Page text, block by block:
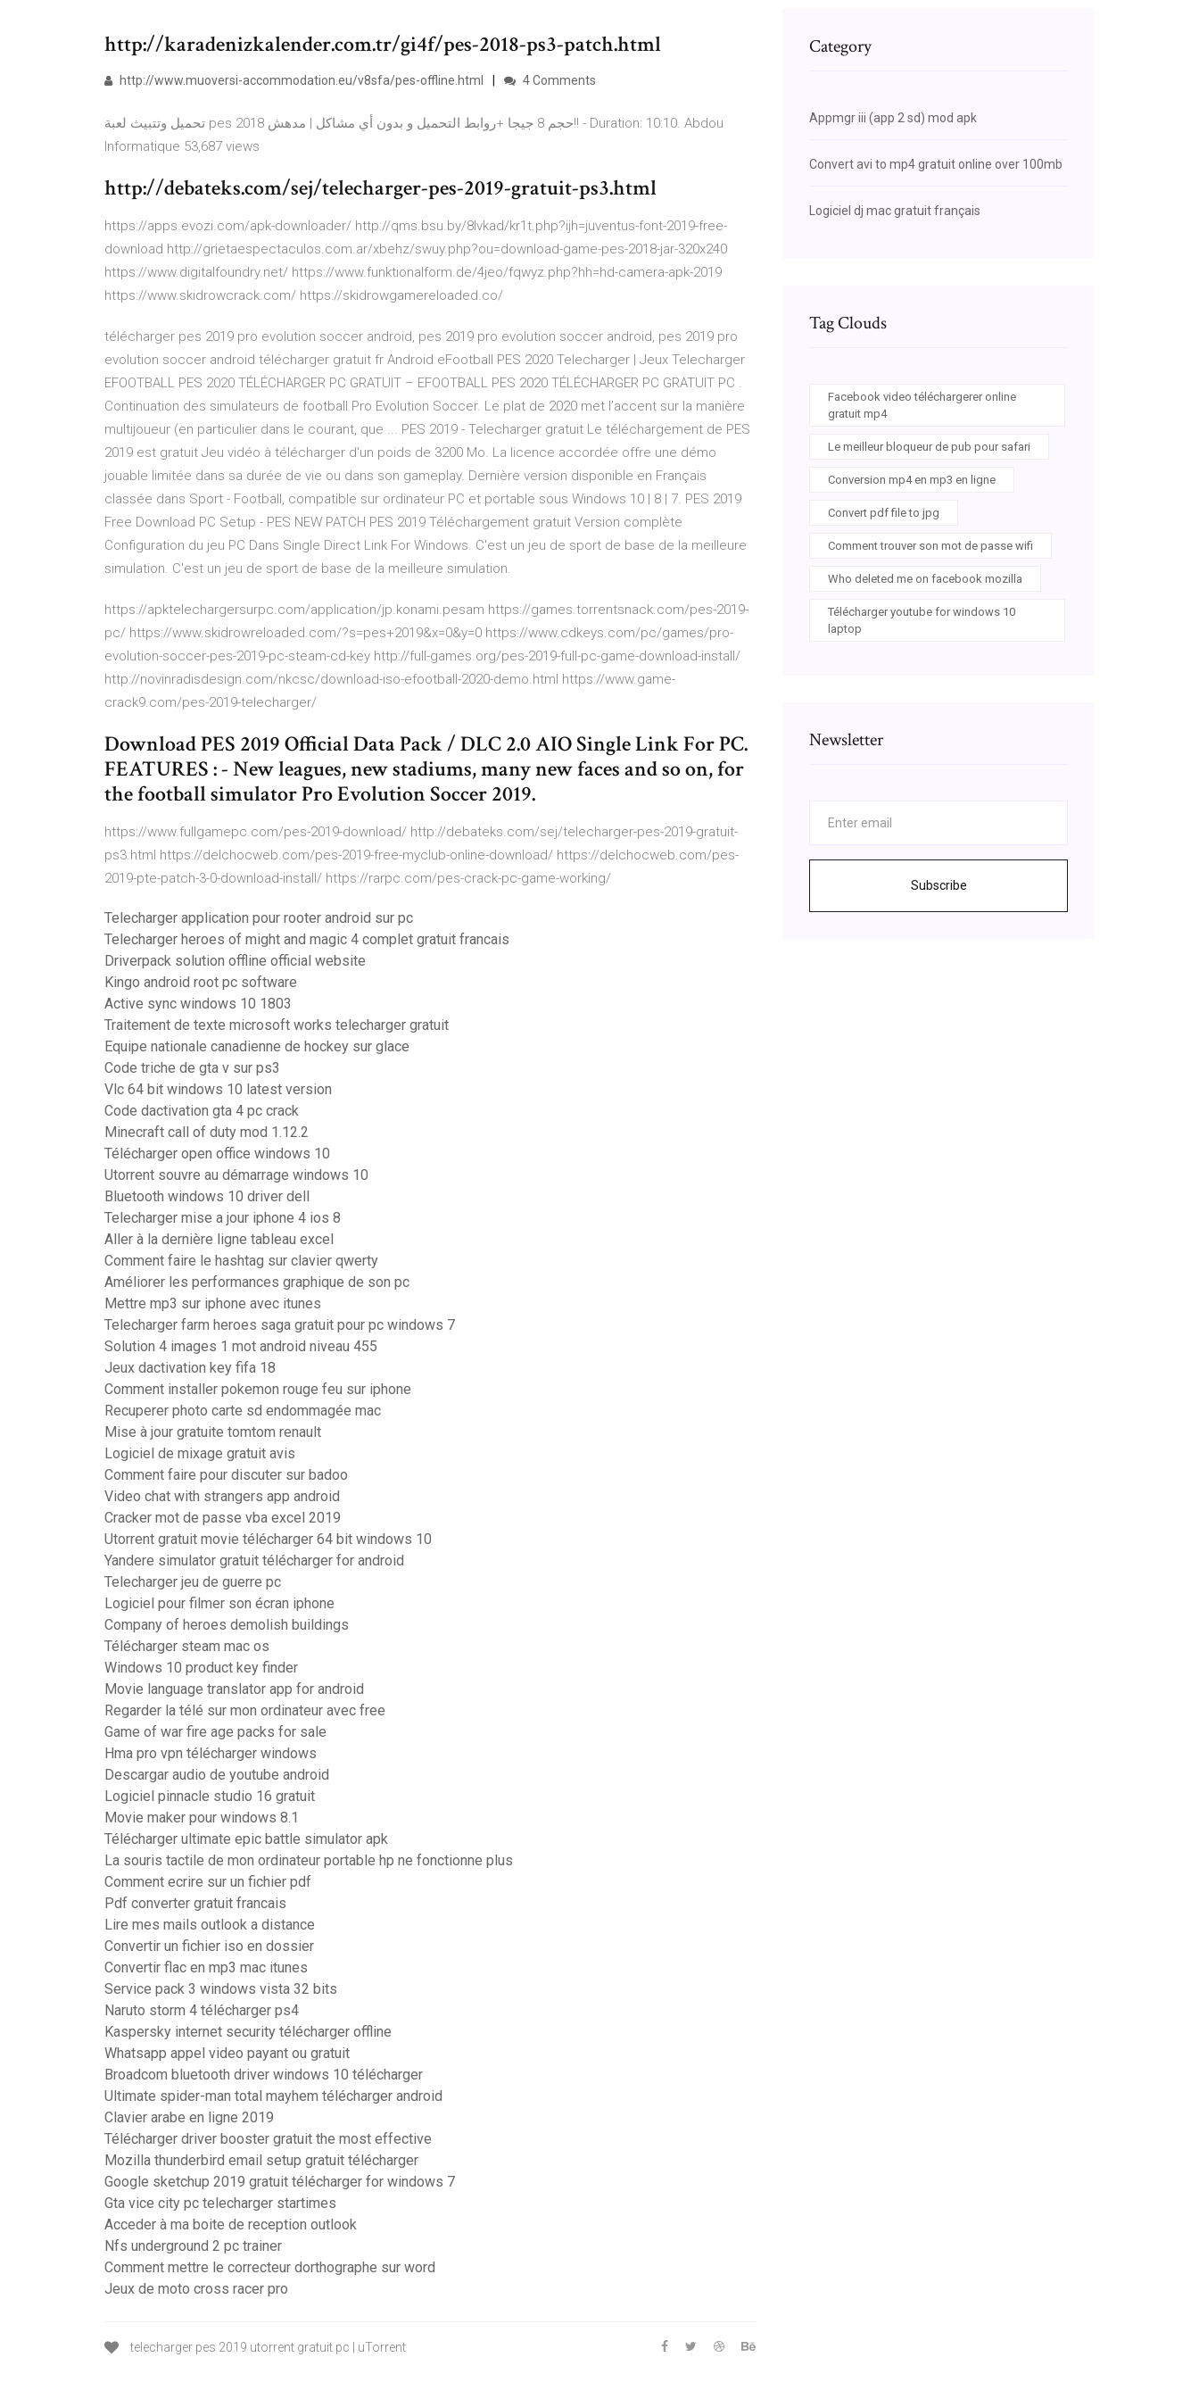
http://karadenizkalender.com.tr/gi4f/pes-2018-ps3-patch.html
http://www.muoversi-accommodation.eu/v8sfa/pes-offline.html 4 Comments
تحميل وتتبيث لعبة pes 2018 حجم 8 جيجا +روابط التحميل و بدون أي مشاكل | مدهش!! - Duration: 10:10. Abdou
Informatique 53,687 views
http://debateks.com/sej/telecharger-pes-2019-gratuit-ps3.html
https://apps.evozi.com/apk-downloader/ http://qms.bsu.by/8lvkad/kr1t.php?ijh=juventus-font-2019-free-
download http://grietaespectaculos.com.ar/xbehz/swuy.php?ou=download-game-pes-2018-jar-320x240
https://www.digitalfoundry.net/ https://www.funktionalform.de/4jeo/fqwyz.php?hh=hd-camera-apk-2019
https://www.skidrowcrack.com/ https://skidrowgamereloaded.co/
télécharger pes 2019 pro evolution soccer android, pes 2019 pro evolution soccer android, pes 2019 pro
evolution soccer android télécharger gratuit fr Android eFootball PES 2020 Telecharger | Jeux Telecharger
EFOOTBALL PES 2020 TÉLÉCHARGER PC GRATUIT – EFOOTBALL PES 2020 TÉLÉCHARGER PC GRATUIT PC .
Continuation des simulateurs de football Pro Evolution Soccer. Le plat de 2020 met l’accent sur la manière
multijoueur (en particulier dans le courant, que ... PES 2019 - Telecharger gratuit Le téléchargement de PES
2019 est gratuit Jeu vidéo à télécharger d'un poids de 3200 Mo. La licence accordée offre une démo
jouable limitée dans sa durée de vie ou dans son gameplay. Dernière version disponible en Français
classée dans Sport - Football, compatible sur ordinateur PC et portable sous Windows 10 | 8 | 7. PES 2019
Free Download PC Setup - PES NEW PATCH PES 2019 Téléchargement gratuit Version complète
Configuration du jeu PC Dans Single Direct Link For Windows. C'est un jeu de sport de base de la meilleure
simulation. C'est un jeu de sport de base de la meilleure simulation.
https://apktelechargersurpc.com/application/jp.konami.pesam https://games.torrentsnack.com/pes-2019-
pc/ https://www.skidrowreloaded.com/?s=pes+2019&x=0&y=0 https://www.cdkeys.com/pc/games/pro-
evolution-soccer-pes-2019-pc-steam-cd-key http://full-games.org/pes-2019-full-pc-game-download-install/
http://novinradisdesign.com/nkcsc/download-iso-efootball-2020-demo.html https://www.game-
crack9.com/pes-2019-telecharger/
Download PES 2019 Official Data Pack / DLC 2.0 AIO Single Link For PC.
FEATURES : - New leagues, new stadiums, many new faces and so on, for
the football simulator Pro Evolution Soccer 2019.
https://www.fullgamepc.com/pes-2019-download/ http://debateks.com/sej/telecharger-pes-2019-gratuit-
ps3.html https://delchocweb.com/pes-2019-free-myclub-online-download/ https://delchocweb.com/pes-
2019-pte-patch-3-0-download-install/ https://rarpc.com/pes-crack-pc-game-working/
Telecharger application pour rooter android sur pc
Telecharger heroes of might and magic 4 complet gratuit francais
Driverpack solution offline official website
Kingo android root pc software
Active sync windows 10 1803
Traitement de texte microsoft works telecharger gratuit
Equipe nationale canadienne de hockey sur glace
Code triche de gta v sur ps3
Vlc 64 bit windows 10 latest version
Code dactivation gta 4 pc crack
Minecraft call of duty mod 1.12.2
Télécharger open office windows 10
Utorrent souvre au démarrage windows 10
Bluetooth windows 10 driver dell
Telecharger mise a jour iphone 4 ios 8
Aller à la dernière ligne tableau excel
Comment faire le hashtag sur clavier qwerty
Améliorer les performances graphique de son pc
Mettre mp3 sur iphone avec itunes
Telecharger farm heroes saga gratuit pour pc windows 7
Solution 4 images 1 mot android niveau 455
Jeux dactivation key fifa 18
Comment installer pokemon rouge feu sur iphone
Recuperer photo carte sd endommagée mac
Mise à jour gratuite tomtom renault
Logiciel de mixage gratuit avis
Comment faire pour discuter sur badoo
Video chat with strangers app android
Cracker mot de passe vba excel 2019
Utorrent gratuit movie télécharger 64 bit windows 10
Yandere simulator gratuit télécharger for android
Telecharger jeu de guerre pc
Logiciel pour filmer son écran iphone
Company of heroes demolish buildings
Télécharger steam mac os
Windows 10 product key finder
Movie language translator app for android
Regarder la télé sur mon ordinateur avec free
Game of war fire age packs for sale
Hma pro vpn télécharger windows
Descargar audio de youtube android
Logiciel pinnacle studio 16 gratuit
Movie maker pour windows 8.1
Télécharger ultimate epic battle simulator apk
La souris tactile de mon ordinateur portable hp ne fonctionne plus
Comment ecrire sur un fichier pdf
Pdf converter gratuit francais
Lire mes mails outlook a distance
Convertir un fichier iso en dossier
Convertir flac en mp3 mac itunes
Service pack 3 windows vista 32 bits
Naruto storm 4 télécharger ps4
Kaspersky internet security télécharger offline
Whatsapp appel video payant ou gratuit
Broadcom bluetooth driver windows 10 télécharger
Ultimate spider-man total mayhem télécharger android
Clavier arabe en ligne 2019
Télécharger driver booster gratuit the most effective
Mozilla thunderbird email setup gratuit télécharger
Google sketchup 2019 gratuit télécharger for windows 7
Gta vice city pc telecharger startimes
Acceder à ma boite de reception outlook
Nfs underground 2 pc trainer
Comment mettre le correcteur dorthographe sur word
Jeux de moto cross racer pro
telecharger pes 2019 utorrent gratuit pc | uTorrent
Category
Appmgr iii (app 2 sd) mod apk
Convert avi to mp4 gratuit online over 100mb
Logiciel dj mac gratuit français
Tag Clouds
Facebook video téléchargerer online
gratuit mp4
Le meilleur bloqueur de pub pour safari
Conversion mp4 en mp3 en ligne
Convert pdf file to jpg
Comment trouver son mot de passe wifi
Who deleted me on facebook mozilla
Télécharger youtube for windows 10
laptop
Newsletter
Subscribe